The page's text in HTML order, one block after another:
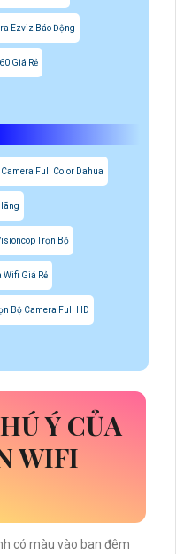
Ezviz Báo Động
Giá Rẻ
Camera Full Color Dahua
Trọn Bộ
Wifi Giá Rẻ
Bộ Camera Full HD
Ý CỦA
WIFI
có màu vào ban đêm